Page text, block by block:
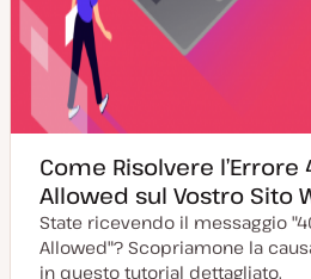
Come Risolvere
Allowed sul Vostro Sito
State ricevendo il messaggio
Allowed"? Scopriamone la
in questo tutorial dettagliato.